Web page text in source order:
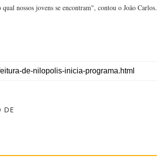
nossos jovens se encontram", contou o João Carlos.
DE